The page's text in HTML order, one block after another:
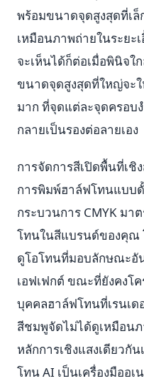
พร้อมขนาดจุดสูงสุดที่เล็
เหมือนภาพถ่ายในระย
จะเห็นได้ก็ต่อเมื่อพินิจ
ขนาดจุดสูงสุดที่ใหญ่จะใ
มาก ที่จุดแต่ละจุดครอบ
กลายเป็นรองต่อลายเอง
การจัดการสีเปิดพื้นที่เชิ
การพิมพ์ฮาล์ฟโทนแบบ
กระบวนการ CMYK ม
โทนในสีแบรนด์ของคุณ
ดูโอโทนที่มอบลักษณะอั
เอฟเฟกต์ ขณะที่ยังคงโ
บุคคลฮาล์ฟโทนที่เรนเ
สีชมพูจัดไม่ได้ดูเหมือน
หลักการเชิงแสงเดียวกั
โทน AI เป็นเครื่องมืออ